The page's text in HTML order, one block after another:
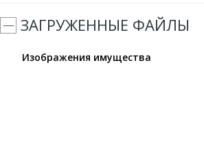
ЗАГРУЖЕННЫЕ ФАЙЛЫ
Изображения имущества